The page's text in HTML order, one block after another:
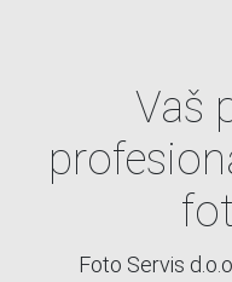
Vaš
Foto Servis